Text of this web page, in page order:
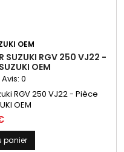
OEM
SUZUKI RGV 250 VJ22 -
OEM
Avis: 0
RGV 250 VJ22 - Pièce
OEM
panier